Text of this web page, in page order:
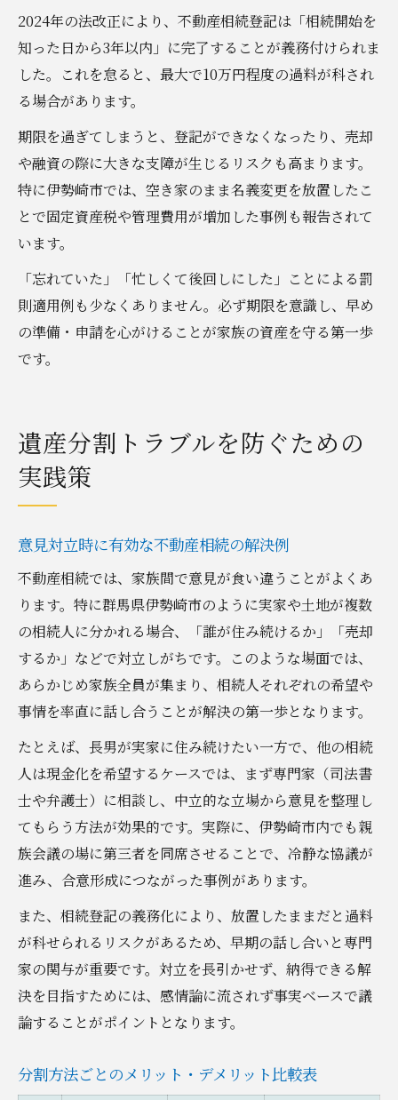
2024年の法改正により、不動産相続登記は「相続開始を
知った日から3年以内」に完了することが義務付けられま
した。これを怠ると、最大で10万円程度の過料が科され
る場合があります。
期限を過ぎてしまうと、登記ができなくなったり、売却
や融資の際に大きな支障が生じるリスクも高まります。
特に伊勢崎市では、空き家のまま名義変更を放置したこ
とで固定資産税や管理費用が増加した事例も報告されて
います。
「忘れていた」「忙しくて後回しにした」ことによる罰
則適用例も少なくありません。必ず期限を意識し、早め
の準備・申請を心がけることが家族の資産を守る第一歩
です。
遺産分割トラブルを防ぐための
実践策
意見対立時に有効な不動産相続の解決例
不動産相続では、家族間で意見が食い違うことがよくあ
ります。特に群馬県伊勢崎市のように実家や土地が複数
の相続人に分かれる場合、「誰が住み続けるか」「売却
するか」などで対立しがちです。このような場面では、
あらかじめ家族全員が集まり、相続人それぞれの希望や
事情を率直に話し合うことが解決の第一歩となります。
たとえば、長男が実家に住み続けたい一方で、他の相続
人は現金化を希望するケースでは、まず専門家（司法書
士や弁護士）に相談し、中立的な立場から意見を整理し
てもらう方法が効果的です。実際に、伊勢崎市内でも親
族会議の場に第三者を同席させることで、冷静な協議が
進み、合意形成につながった事例があります。
また、相続登記の義務化により、放置したままだと過料
が科せられるリスクがあるため、早期の話し合いと専門
家の関与が重要です。対立を長引かせず、納得できる解
決を目指すためには、感情論に流されず事実ベースで議
論することがポイントとなります。
分割方法ごとのメリット・デメリット比較表